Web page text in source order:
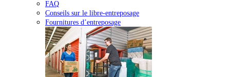
FAQ
Conseils sur le libre-entreposage
Fournitures d’entreposage